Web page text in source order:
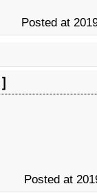
Posted at
］
Posted at